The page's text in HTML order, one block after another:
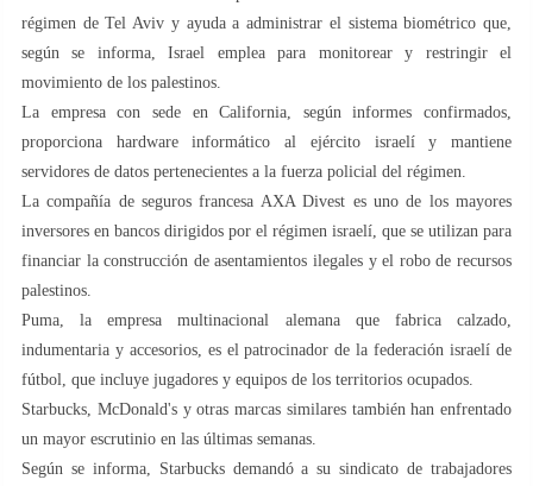
régimen de Tel Aviv y ayuda a administrar el sistema biométrico que,
según se informa, Israel emplea para monitorear y restringir el
movimiento de los palestinos.
La empresa con sede en California, según informes confirmados,
proporciona hardware informático al ejército israelí y mantiene
servidores de datos pertenecientes a la fuerza policial del régimen.
La compañía de seguros francesa AXA Divest es uno de los mayores
inversores en bancos dirigidos por el régimen israelí, que se utilizan para
financiar la construcción de asentamientos ilegales y el robo de recursos
palestinos.
Puma, la empresa multinacional alemana que fabrica calzado,
indumentaria y accesorios, es el patrocinador de la federación israelí de
fútbol, ​​que incluye jugadores y equipos de los territorios ocupados.
Starbucks, McDonald's y otras marcas similares también han enfrentado
un mayor escrutinio en las últimas semanas.
Según se informa, Starbucks demandó a su sindicato de trabajadores